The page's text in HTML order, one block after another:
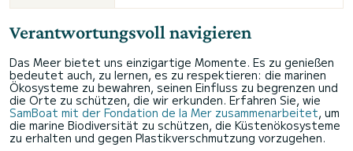
Verantwortungsvoll navigieren
Das Meer bietet uns einzigartige Momente. Es zu genießen
bedeutet auch, zu lernen, es zu respektieren: die marinen
Ökosysteme zu bewahren, seinen Einfluss zu begrenzen und
die Orte zu schützen, die wir erkunden. Erfahren Sie, wie
SamBoat mit der Fondation de la Mer zusammenarbeitet, um
die marine Biodiversität zu schützen, die Küstenökosysteme
zu erhalten und gegen Plastikverschmutzung vorzugehen.